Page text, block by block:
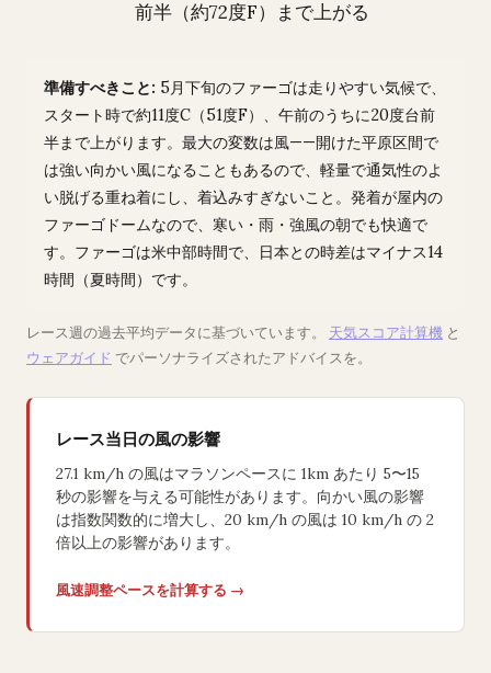
前半（約72度F）まで上がる
準備すべきこと: 5月下旬のファーゴは走りやすい気候で、
スタート時で約11度C（51度F）、午前のうちに20度台前
半まで上がります。最大の変数は風——開けた平原区間で
は強い向かい風になることもあるので、軽量で通気性のよ
い脱げる重ね着にし、着込みすぎないこと。発着が屋内の
ファーゴドームなので、寒い・雨・強風の朝でも快適で
す。ファーゴは米中部時間で、日本との時差はマイナス14
時間（夏時間）です。
レース週の過去平均データに基づいています。 天気スコア計算機 と
ウェアガイド でパーソナライズされたアドバイスを。
レース当日の風の影響
27.1 km/h の風はマラソンペースに 1km あたり 5〜15
秒の影響を与える可能性があります。向かい風の影響
は指数関数的に増大し、20 km/h の風は 10 km/h の 2
倍以上の影響があります。
風速調整ペースを計算する →